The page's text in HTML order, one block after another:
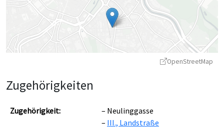
OpenStreetMap
Zugehörigkeiten
Zugehörigkeit:
Neulinggasse
III., Landstraße